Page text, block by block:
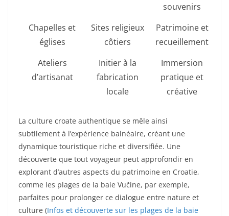
souvenirs
Chapelles et
églises
Sites religieux
côtiers
Patrimoine et
recueillement
Ateliers
d’artisanat
Initier à la
fabrication
locale
Immersion
pratique et
créative
La culture croate authentique se mêle ainsi
subtilement à l’expérience balnéaire, créant une
dynamique touristique riche et diversifiée. Une
découverte que tout voyageur peut approfondir en
explorant d’autres aspects du patrimoine en Croatie,
comme les plages de la baie Vučine, par exemple,
parfaites pour prolonger ce dialogue entre nature et
culture (Infos et découverte sur les plages de la baie